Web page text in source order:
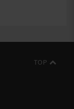
TOP